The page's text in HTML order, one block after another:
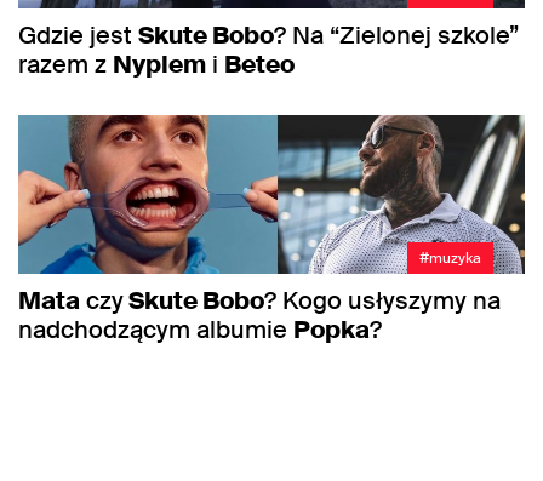
Gdzie jest Skute Bobo? Na “Zielonej szkole”
razem z Nyplem i Beteo
#muzyka
MataczySkute Bobo? Kogo usłyszymy na
nadchodzącym albumie Popka?